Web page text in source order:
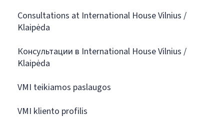
Consultations at International House Vilnius /
Klaipėda
Консультации в International House Vilnius /
Klaipėda
VMI teikiamos paslaugos
VMI kliento profilis